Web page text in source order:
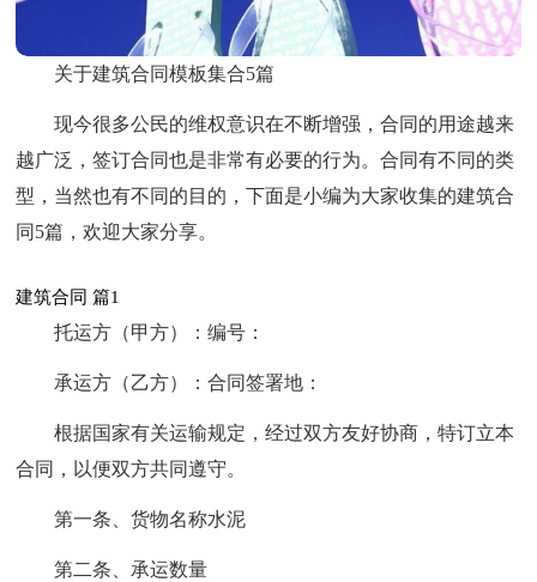
关于建筑合同模板集合5篇
现今很多公民的维权意识在不断增强，合同的用途越来
越广泛，签订合同也是非常有必要的行为。合同有不同的类
型，当然也有不同的目的，下面是小编为大家收集的建筑合
同5篇，欢迎大家分享。
建筑合同 篇1
托运方（甲方）：编号：
承运方（乙方）：合同签署地：
根据国家有关运输规定，经过双方友好协商，特订立本
合同，以便双方共同遵守。
第一条、货物名称水泥
第二条、承运数量